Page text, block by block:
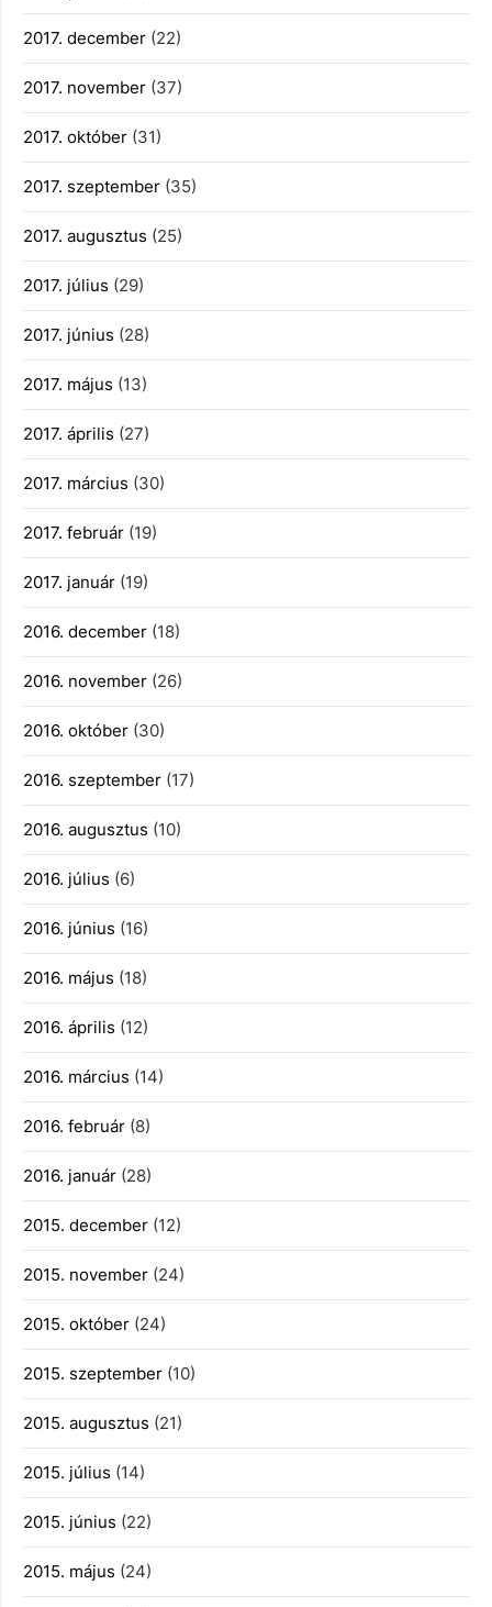
2017. december (22)
2017. november (37)
2017. október (31)
2017. szeptember (35)
2017. augusztus (25)
2017. július (29)
2017. június (28)
2017. május (13)
2017. április (27)
2017. március (30)
2017. február (19)
2017. január (19)
2016. december (18)
2016. november (26)
2016. október (30)
2016. szeptember (17)
2016. augusztus (10)
2016. július (6)
2016. június (16)
2016. május (18)
2016. április (12)
2016. március (14)
2016. február (8)
2016. január (28)
2015. december (12)
2015. november (24)
2015. október (24)
2015. szeptember (10)
2015. augusztus (21)
2015. július (14)
2015. június (22)
2015. május (24)